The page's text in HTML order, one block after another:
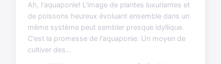
Ah, l'aquaponie! L'image de plantes luxuriantes et
de poissons heureux évoluant ensemble dans un
même système peut sembler presque idyllique.
C'est la promesse de l'aquaponie. Un moyen de
cultiver des...